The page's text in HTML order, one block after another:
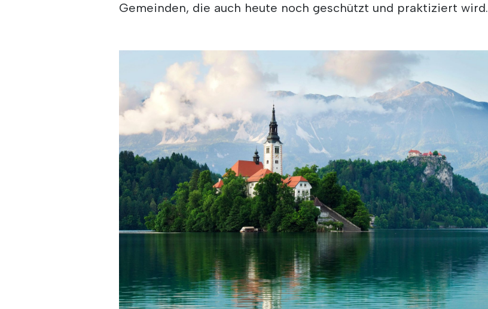
Gemeinden, die auch heute noch geschützt und praktiziert wird.